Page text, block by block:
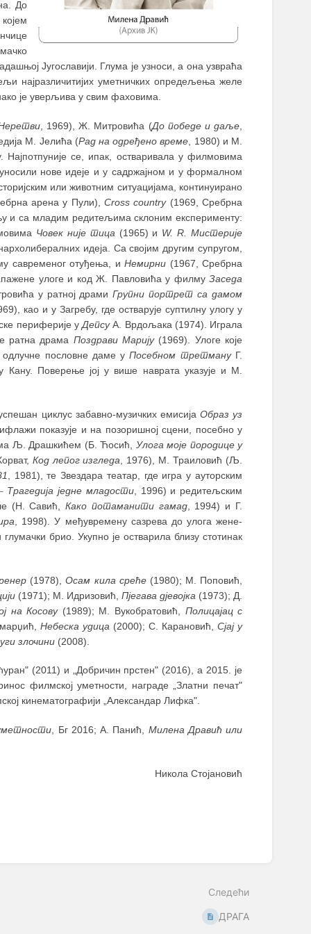
До
Југославији. Глума је узноси, а она узвраћа
најразличитијих уметничких опредељења желе
је уверљива у свим фаховима.
, 1969), Ж. Митровића (До победе и даље
М. Јелића (Рад на одређено време , 1980) и М.
Најпотпуније се, ипак, остваривала у филмовима
нове идеје и у садржајном и у формалном
или животним ситуацијама, континуирано
арена у Пули), Cross country(1969, Сребрна
и са младим редитељима склоним експерименту:
Човек није тица (1965) и W. R. Мистерије
идеја. Са својим другим супругом,
савременог отуђења, иНемирни (1967, Сребрна
улоге и код Ж. Павловића у филму Заседа
у ратној драмиГрупни портрет са дамом
као и у Загребу, где остварује суптилну улогу у
периферије у ДепсуА. Врдољака (1974). Играла
ратна драма Поздрави Марију(1969). Улоге које
одлучне пословне даме уПосебном третмануГ.
Поверење јој у више наврата указује и М.
циклус забавно-музичких емисија Образ уз
показује и на позоришној сцени, посебно у
Љ. Драшкићем (Б. Ћосић, Улога моје породице у
Код лепог изгледа , 1976), М. Траиловић (Љ.
, 1981), те Звездара театар, где игра у ауторским
Трагедија једне младости, 1996) и редитељским
(Н. Савић,Како потаманити гамад, 1994) и Г.
, 1998). У међувремену сазрева до улога жене-
брио. Укупно је остварила близу стотинак
(1978),Осам кила среће(1980); М. Поповић,
(1971); М. Идризовић, Пјегава дјевојка (1973); Д.
на Косову(1989); М. Вукобратовић, Полицајац с
Небеска удица (2000); С. Карановић,Сјај у
злочини (2008).
(2011) и „Добричин прстен" (2016), а 2015. је
филмској уметности, награде „Златни печат"
кинематографији „Александар Лифка".
, Бг 2016; А. Панић, Милена Дравић или
Никола Стојановић
Следећи
ДРАГА